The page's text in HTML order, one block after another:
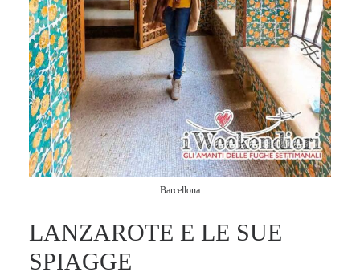
Barcellona
LANZAROTE E LE SUE
SPIAGGE